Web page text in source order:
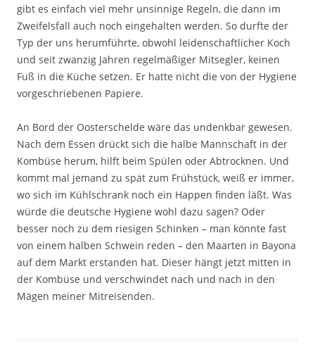
gibt es einfach viel mehr unsinnige Regeln, die dann im
Zweifelsfall auch noch eingehalten werden. So durfte der
Typ der uns herumführte, obwohl leidenschaftlicher Koch
und seit zwanzig Jahren regelmäßiger Mitsegler, keinen
Fuß in die Küche setzen. Er hatte nicht die von der Hygiene
vorgeschriebenen Papiere.
An Bord der Oosterschelde wäre das undenkbar gewesen.
Nach dem Essen drückt sich die halbe Mannschaft in der
Kombüse herum, hilft beim Spülen oder Abtrocknen. Und
kommt mal jemand zu spät zum Frühstück, weiß er immer,
wo sich im Kühlschrank noch ein Happen finden läßt. Was
würde die deutsche Hygiene wohl dazu sagen? Oder
besser noch zu dem riesigen Schinken – man könnte fast
von einem halben Schwein reden – den Maarten in Bayona
auf dem Markt erstanden hat. Dieser hängt jetzt mitten in
der Kombüse und verschwindet nach und nach in den
Mägen meiner Mitreisenden.